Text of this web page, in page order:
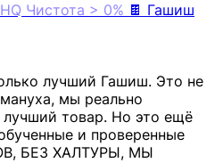
HQ Чистота > 0% 🍫 Гашиш
лучший Гашиш. Это не
мы реально
товар. Но это ещё
и проверенные
БЕЗ ХАЛТУРЫ, МЫ